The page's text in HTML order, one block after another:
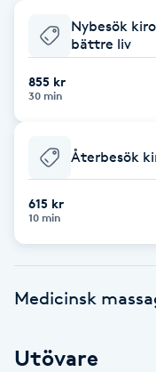
Babylights
Balayage
Barber
Nybesök
bättre liv
855 kr
30 min
Återbesök
615 kr
10 min
Medicinsk
Utövare